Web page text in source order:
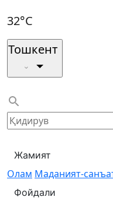
32°C
Тошкент
Жамият
Олам Маданият-
Фойдали